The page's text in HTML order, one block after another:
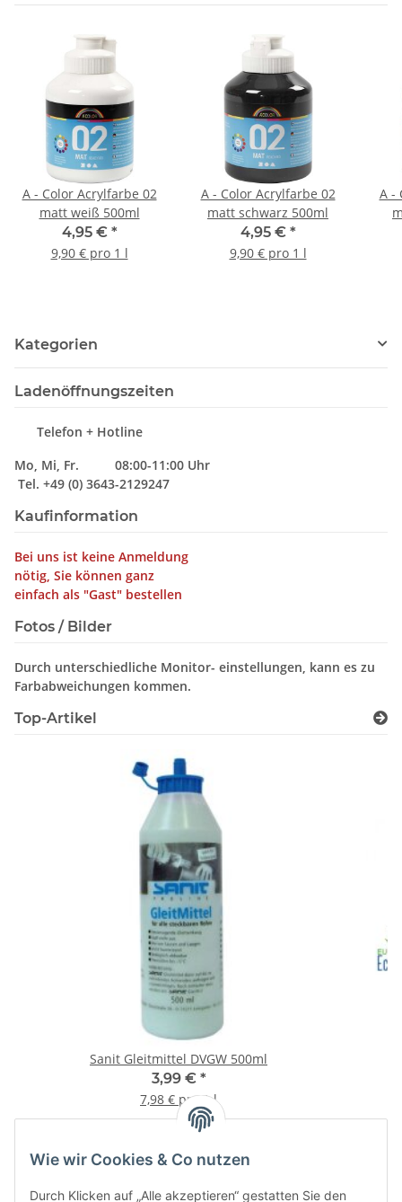
Wie wir Cookies & Co nutzen
Durch Klicken auf „Alle akzeptieren“ gestatten Sie den
A - Color Acrylfarbe 02
matt weiß 500ml
4,95 € *
9,90 € pro 1 l
A - Color Acrylfarbe 02
matt schwarz 500ml
4,95 € *
9,90 € pro 1 l
A -
Kategorien
Ladenöffnungszeiten
Telefon + Hotline
Mo, Mi, Fr. 08:00-11:00 Uhr
Tel. +49 (0) 3643-2129247
Kaufinformation
Bei uns ist keine Anmeldung
nötig, Sie können ganz
einfach als "Gast" bestellen
Fotos / Bilder
Durch unterschiedliche Monitor- einstellungen, kann es zu
Farbabweichungen kommen.
Top-Artikel
Sanit Gleitmittel DVGW 500ml
3,99 € *
7,98 € pro 1 l